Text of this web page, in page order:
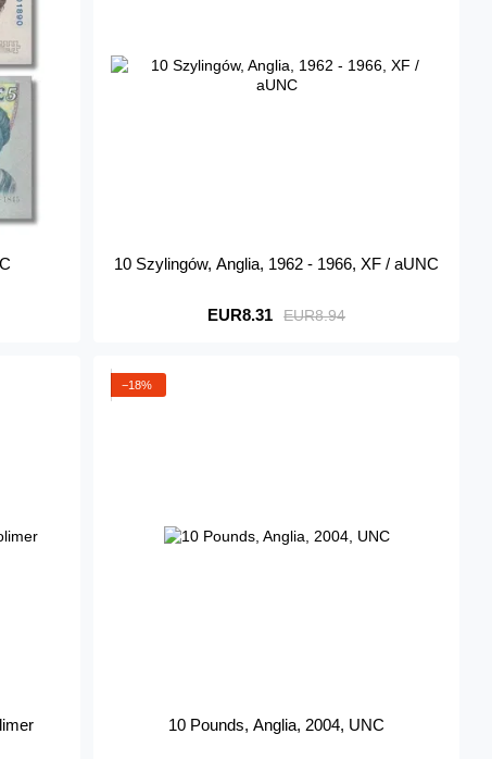
10 Szylingów, Anglia, 1962 - 1966, XF / aUNC
EUR8.94
EUR8.31
−18%
10 Pounds, Anglia, 2004, UNC